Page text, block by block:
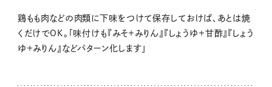
鶏もも肉などの肉類に下味をつけて保存しておけば、あとは焼
くだけでOK。「味付けも『みそ＋みりん』『しょうゆ＋甘酢』『しょう
ゆ＋みりん』などパターン化します」